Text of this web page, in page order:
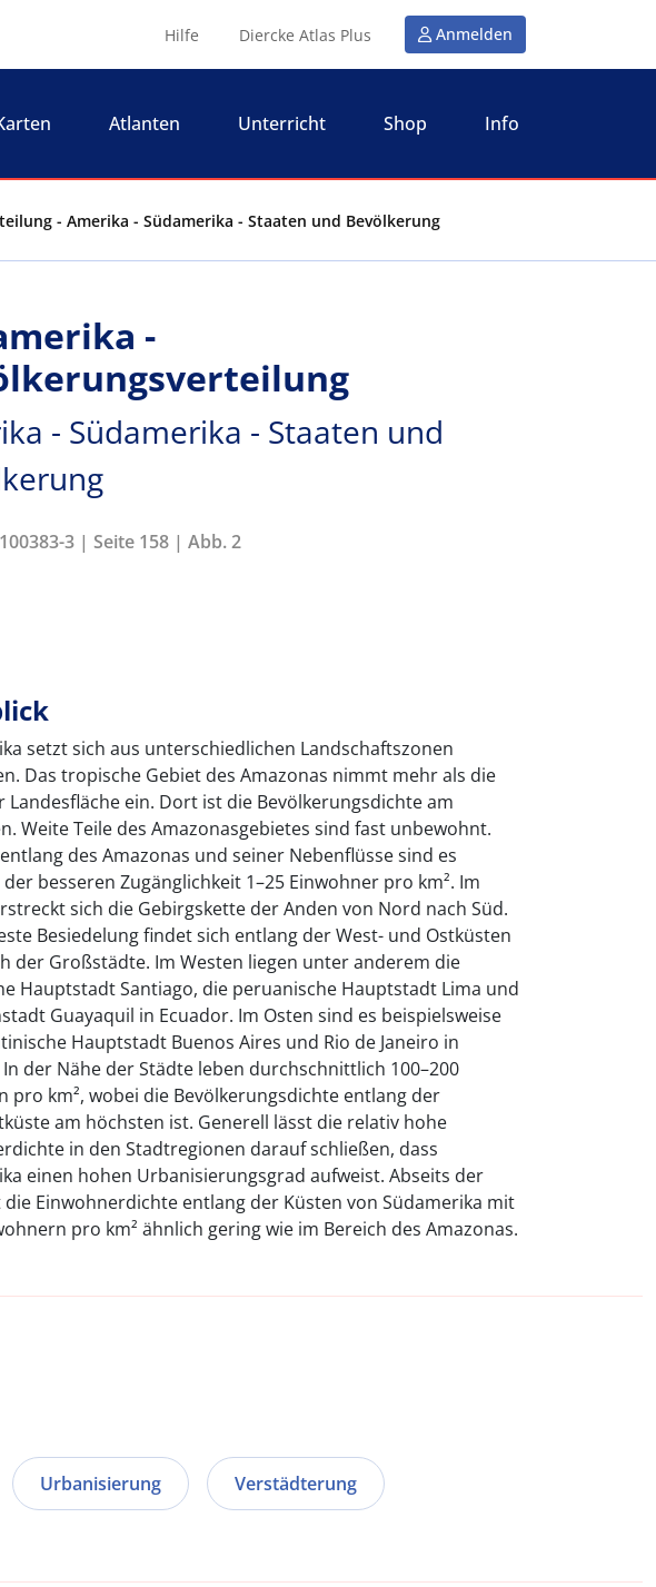
Hilfe Diercke Atlas Plus Anmelden
Atlanten Unterricht Shop Info
- Amerika - Südamerika - Staaten und Bevölkerung
-
- Südamerika - Staaten und
3 | Seite 158 | Abb. 2
setzt sich aus unterschiedlichen Landschaftszonen
Das tropische Gebiet des Amazonas nimmt mehr als die
Landesfläche ein. Dort ist die Bevölkerungsdichte am
Weite Teile des Amazonasgebietes sind fast unbewohnt.
des Amazonas und seiner Nebenflüsse sind es
besseren Zugänglichkeit 1–25 Einwohner pro km². Im
sich die Gebirgskette der Anden von Nord nach Süd.
Besiedelung findet sich entlang der West- und Ostküsten
der Großstädte. Im Westen liegen unter anderem die
Hauptstadt Santiago, die peruanische Hauptstadt Lima und
Guayaquil in Ecuador. Im Osten sind es beispielsweise
Hauptstadt Buenos Aires und Rio de Janeiro in
der Nähe der Städte leben durchschnittlich 100–200
pro km², wobei die Bevölkerungsdichte entlang der
am höchsten ist. Generell lässt die relativ hohe
in den Stadtregionen darauf schließen, dass
einen hohen Urbanisierungsgrad aufweist. Abseits der
die Einwohnerdichte entlang der Küsten von Südamerika mit
pro km² ähnlich gering wie im Bereich des Amazonas.
Urbanisierung Verstädterung